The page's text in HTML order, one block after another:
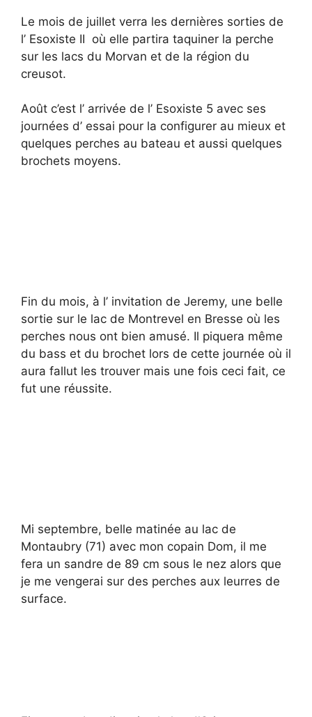
Le mois de juillet verra les dernières sorties de
l’ Esoxiste II où elle partira taquiner la perche
sur les lacs du Morvan et de la région du
creusot.
Août c’est l’ arrivée de l’ Esoxiste 5 avec ses
journées d’ essai pour la configurer au mieux et
quelques perches au bateau et aussi quelques
brochets moyens.
Fin du mois, à l’ invitation de Jeremy, une belle
sortie sur le lac de Montrevel en Bresse où les
perches nous ont bien amusé. Il piquera même
du bass et du brochet lors de cette journée où il
aura fallut les trouver mais une fois ceci fait, ce
fut une réussite.
Mi septembre, belle matinée au lac de
Montaubry (71) avec mon copain Dom, il me
fera un sandre de 89 cm sous le nez alors que
je me vengerai sur des perches aux leurres de
surface.